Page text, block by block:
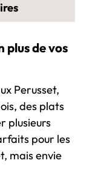
plus de vos
Perusset,
des plats
plusieurs
pour les
mais envie